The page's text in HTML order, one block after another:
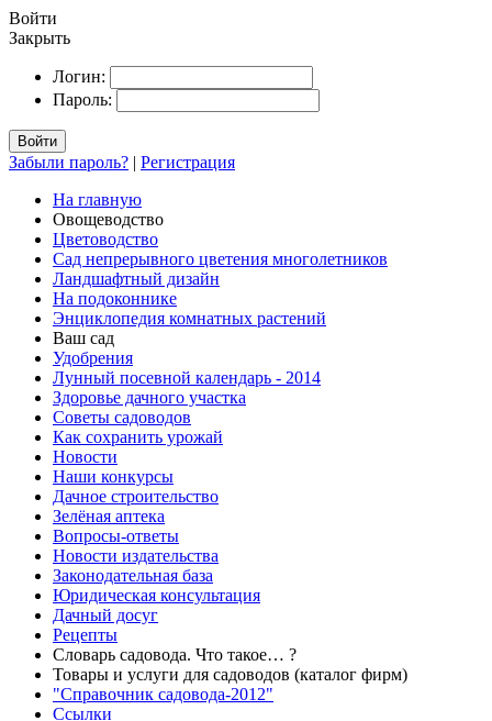
Войти
Закрыть
Логин:
Пароль:
Войти
Забыли пароль? | Регистрация
На главную
Овощеводство
Цветоводство
Сад непрерывного цветения многолетников
Ландшафтный дизайн
На подоконнике
Энциклопедия комнатных растений
Ваш сад
Удобрения
Лунный посевной календарь - 2014
Здоровье дачного участка
Советы садоводов
Как сохранить урожай
Новости
Наши конкурсы
Дачное строительство
Зелёная аптека
Вопросы-ответы
Новости издательства
Законодательная база
Юридическая консультация
Дачный досуг
Рецепты
Словарь садовода. Что такое… ?
Товары и услуги для садоводов (каталог фирм)
"Справочник садовода-2012"
Ссылки